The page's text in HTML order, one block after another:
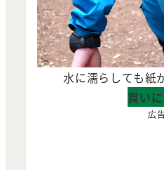
水に濡らしても紙
買い
広